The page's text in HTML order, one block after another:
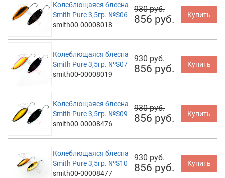
Колеблющаяся блесна
Smith Pure 3,5гр. №S06
smith00-00008018
930 руб.
856 руб. Купить
Колеблющаяся блесна
Smith Pure 3,5гр. №S07
smith00-00008019
930 руб.
856 руб. Купить
Колеблющаяся блесна
Smith Pure 3,5гр. №S09
smith00-00008476
930 руб.
856 руб. Купить
Колеблющаяся блесна
Smith Pure 3,5гр. №S10
smith00-00008477
930 руб.
856 руб. Купить